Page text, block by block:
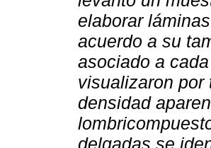
elaborar
acuerdo a su
asociado a
visualizaron
densidad
delgadas se